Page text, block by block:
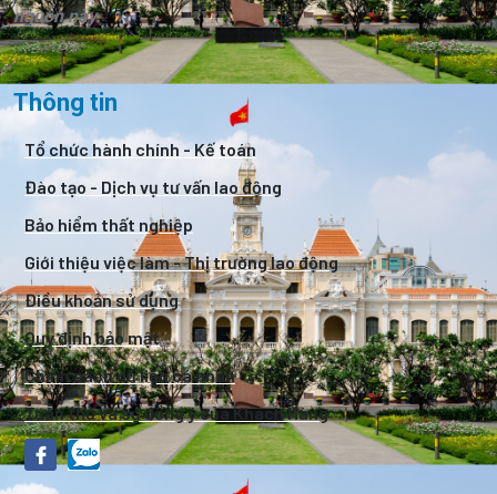
nguồn này.
Thông tin
Tổ chức hành chính - Kế toán
Đào tạo - Dịch vụ tư vấn lao động
Bảo hiểm thất nghiệp
Giới thiệu việc làm - Thị trường lao động
Điều khoản sử dụng
Quy định bảo mật
Chính sách dữ liệu cá nhân
Tuân thủ và sự đồng ý của Khách Hàng